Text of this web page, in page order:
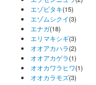
エゾビタキ(15)
エゾムシクイ(3)
エナガ(18)
エリマキシギ(3)
オオアカハラ(2)
オオアカゲラ(1)
オオカワラヒワ(1)
オオカラモズ(3)